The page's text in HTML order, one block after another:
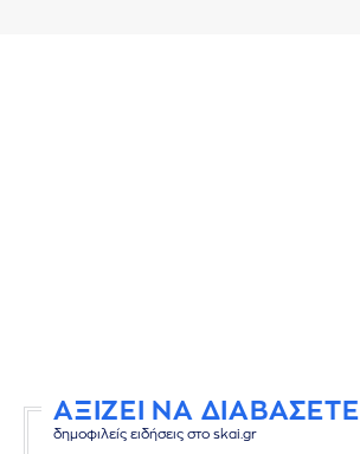
ΑΞΙΖΕΙ ΝΑ ΔΙΑΒΑΣΕΤΕ
δημοφιλείς ειδήσεις στο skai.gr